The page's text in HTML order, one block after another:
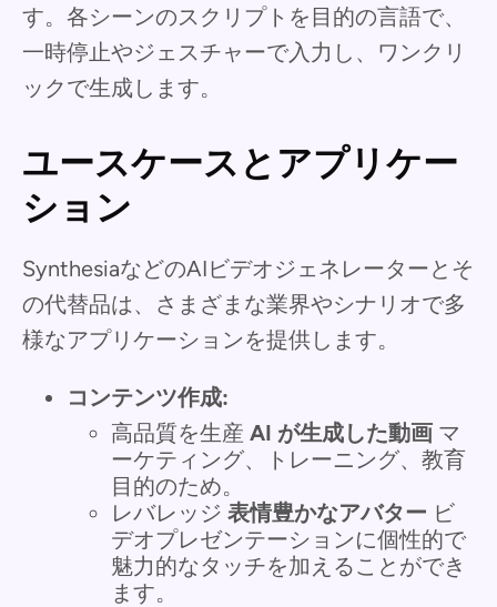
す。各シーンのスクリプトを目的の言語で、
一時停止やジェスチャーで入力し、ワンクリ
ックで生成します。
ユースケースとアプリケー
ション
SynthesiaなどのAIビデオジェネレーターとそ
の代替品は、さまざまな業界やシナリオで多
様なアプリケーションを提供します。
コンテンツ作成:
高品質を生産 AI が生成した動画 マ
ーケティング、トレーニング、教育
目的のため。
レバレッジ 表情豊かなアバター ビ
デオプレゼンテーションに個性的で
魅力的なタッチを加えることができ
ます。